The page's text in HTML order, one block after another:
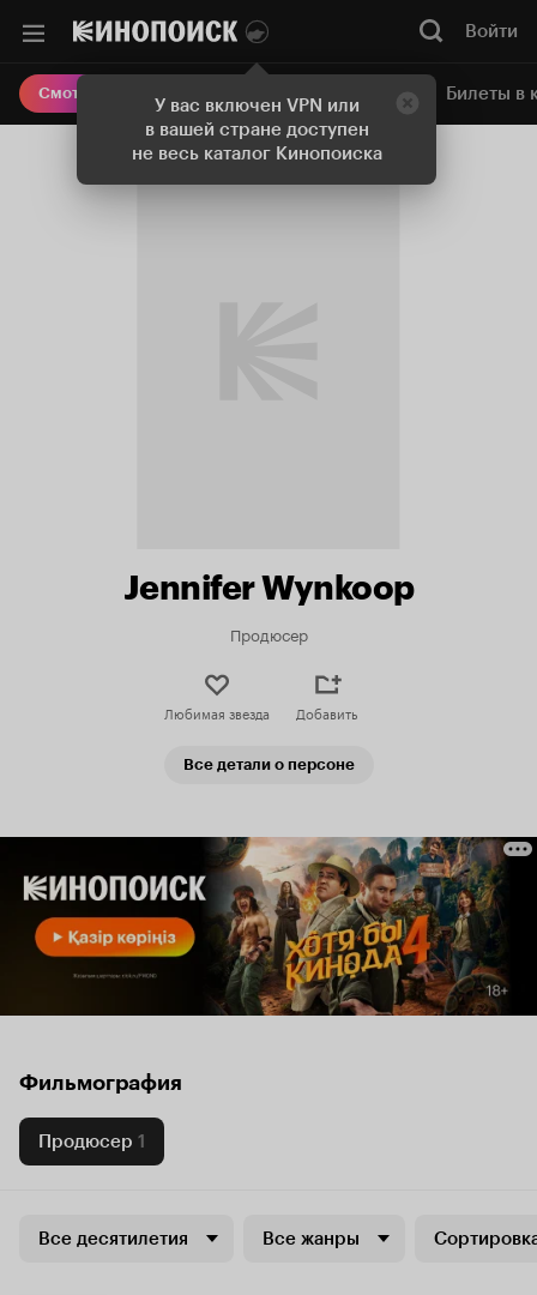
У вас включен VPN или
в вашей стране доступен
не весь каталог Кинопоиска
Войти
Смотреть кино Онлайн-кинотеатр Билеты в
Jennifer Wynkoop
Продюсер
Любимая звезда Добавить
Все детали о персоне
Фильмография
Продюсер 1
Все десятилетия Все жанры